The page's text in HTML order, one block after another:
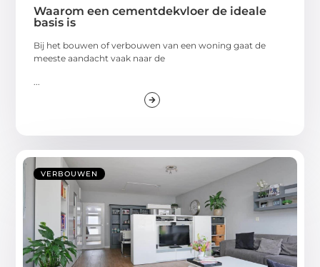
Waarom een cementdekvloer de ideale
basis is
Bij het bouwen of verbouwen van een woning gaat de
meeste aandacht vaak naar de
VERBOUWEN